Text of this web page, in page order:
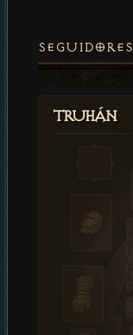
SEGUIDORES
Truhán